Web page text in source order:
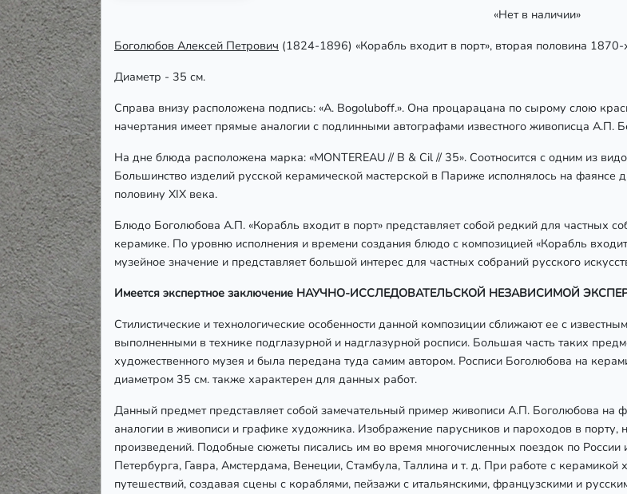
«Нет в наличии»
Боголюбов Алексей Петрович (1824-1896) «Корабль входит в порт», вторая половина
Диаметр - 35 см.
Справа внизу расположена подпись: «А. Bogoluboff.». Она процарацана по сырому слою
начертания имеет прямые аналогии с подлинными автографами известного живописца А.П.
На дне блюда расположена марка: «MONTEREAU // B & Cil // 35». Соотносится с одним из
Большинство изделий русской керамической мастерской в Париже исполнялось на
половину ХІХ века.
Блюдо Боголюбова А.П. «Корабль входит в порт» представляет собой редкий для частных
керамике. По уровню исполнения и времени создания блюдо с композицией «Корабль
музейное значение и представляет большой интерес для частных собраний русского
Имеется экспертное заключение НАУЧНО-ИССЛЕДОВАТЕЛЬСКОЙ НЕЗАВИСИМОЙ
Стилистические и технологические особенности данной композиции сближают ее с
выполненными в технике подглазурной и надглазурной росписи. Большая часть таких
художественного музея и была передана туда самим автором. Росписи Боголюбова на
диаметром 35 см. также характерен для данных работ.
Данный предмет представляет собой замечательный пример живописи А.П. Боголюбова на
аналогии в живописи и графике художника. Изображение парусников и пароходов в порту,
произведений. Подобные сюжеты писались им во время многочисленных поездок по
Петербурга, Гавра, Амстердама, Венеции, Стамбула, Таллина и т. д. При работе с
путешествий, создавая сцены с кораблями, пейзажи с итальянскими, французскими и